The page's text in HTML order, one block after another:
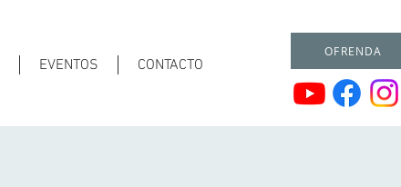
EVENTOS CONTACTO
OFRENDA